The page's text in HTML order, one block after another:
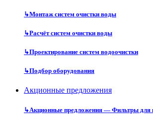
↳Монтаж систем очистки воды
↳Расчёт систем очистки воды
↳Проектирование систем водоочистки
↳Подбор оборудования
Акционные предложения
↳Акционные предложения — Фильтры для